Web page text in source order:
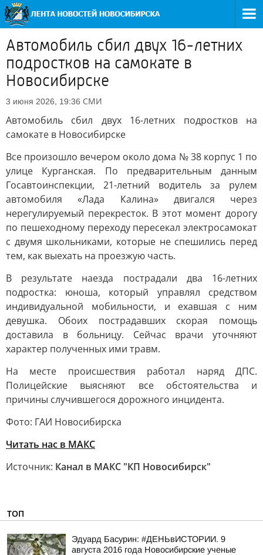
Автомобиль сбил двух 16-летних
подростков на самокате в
Новосибирске
3 июня 2026, 19:36 СМИ
Автомобиль сбил двух 16-летних подростков на
самокате в Новосибирске
Все произошло вечером около дома № 38 корпус 1 по
улице Курганская. По предварительным данным
Госавтоинспекции, 21-летний водитель за рулем
автомобиля «Лада Калина» двигался через
нерегулируемый перекресток. В этот момент дорогу
по пешеходному переходу пересекал электросамокат
с двумя школьниками, которые не спешились перед
тем, как выехать на проезжую часть.
В результате наезда пострадали два 16-летних
подростка: юноша, который управлял средством
индивидуальной мобильности, и ехавшая с ним
девушка. Обоих пострадавших скорая помощь
доставила в больницу. Сейчас врачи уточняют
характер полученных ими травм.
На месте происшествия работал наряд ДПС.
Полицейские выясняют все обстоятельства и
причины случившегося дорожного инцидента.
Фото: ГАИ Новосибирска
Читать нас в MAКС
Источник: Канал в МАКС "КП Новосибирск"
ТОП
Эдуард Басурин: #ДЕНЬвИСТОРИИ. 9
августа 2016 года Новосибирские ученые